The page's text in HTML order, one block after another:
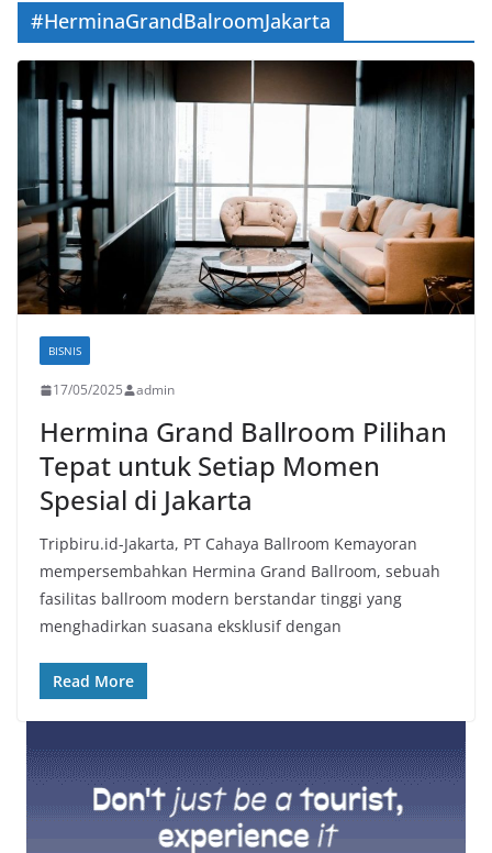
#HerminaGrandBalroomJakarta
BISNIS
17/05/2025 admin
Hermina Grand Ballroom Pilihan
Tepat untuk Setiap Momen
Spesial di Jakarta
Tripbiru.id-Jakarta, PT Cahaya Ballroom Kemayoran
mempersembahkan Hermina Grand Ballroom, sebuah
fasilitas ballroom modern berstandar tinggi yang
menghadirkan suasana eksklusif dengan
Read More